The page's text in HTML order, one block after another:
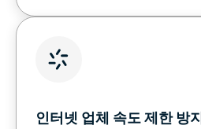
인터넷 업체 속도 제한 방지